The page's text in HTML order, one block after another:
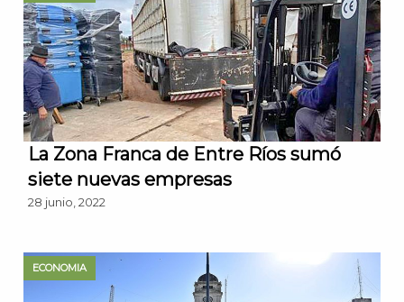
La Zona Franca de Entre Ríos sumó
siete nuevas empresas
28 junio, 2022
ECONOMIA